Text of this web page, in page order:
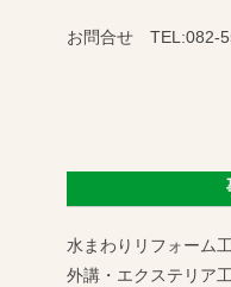
お問合せ TEL:082-
水まわりリフォーム
外講・エクステリア